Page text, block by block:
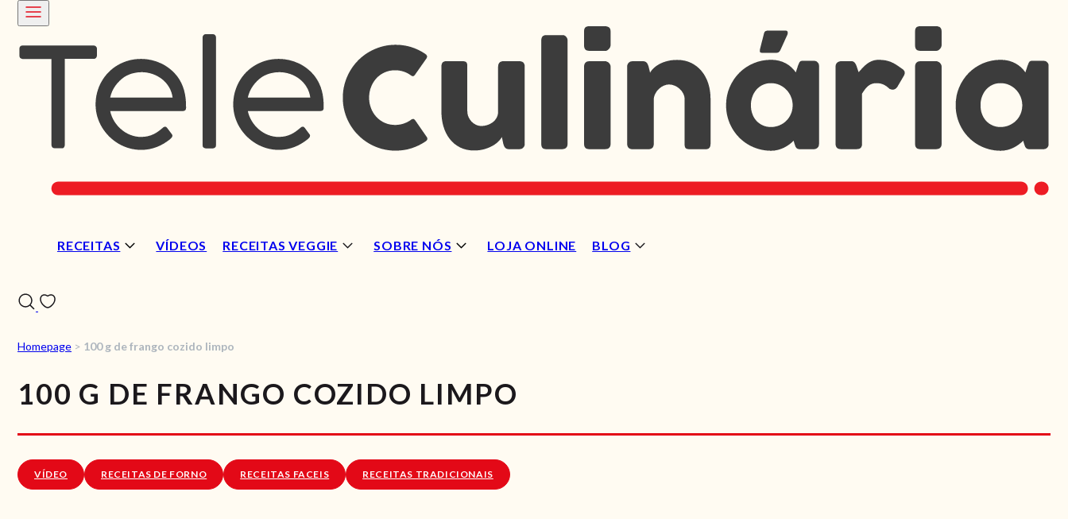
RECEITAS VÍDEOS RECEITAS VEGGIE SOBRE NÓS LOJA ONLINE BLOG
Homepage > 100 g de frango cozido limpo
100 G DE FRANGO COZIDO LIMPO
VÍDEO RECEITAS DE FORNO RECEITAS FACEIS RECEITAS TRADICIONAIS